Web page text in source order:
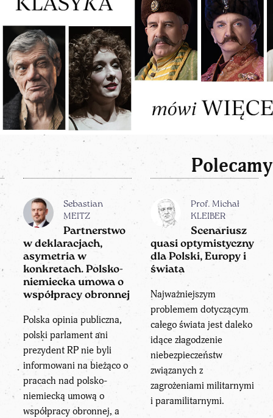
Polecamy
Sebastian
MEITZ
Partnerstwo
w deklaracjach,
asymetria w
konkretach. Polsko-
niemiecka umowa o
współpracy obronnej
Polska opinia publiczna,
polski parlament ani
prezydent RP nie byli
informowani na bieżąco o
pracach nad polsko-
niemiecką umową o
współpracy obronnej, a
Prof. Michał
KLEIBER
Scenariusz
quasi optymistyczny
dla Polski, Europy i
świata
Najważniejszym
problemem dotyczącym
całego świata jest daleko
idące złagodzenie
niebezpieczeństw
związanych z
zagrożeniami militarnymi
i paramilitarnymi.